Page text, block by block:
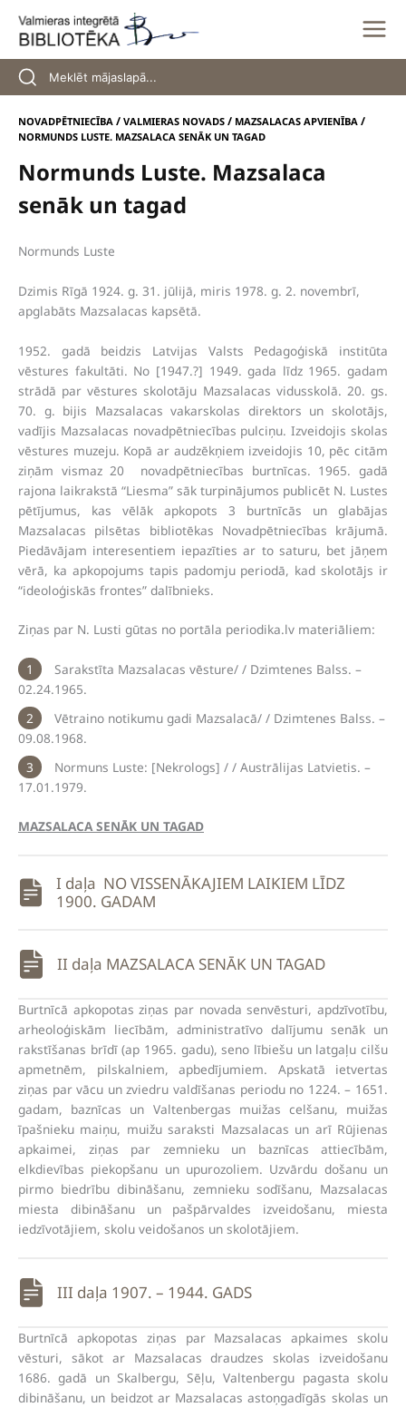
content
NOVADPĒTNIECĪBA / VALMIERAS NOVADS / MAZSALACAS APVIENĪBA /
NORMUNDS LUSTE. MAZSALACA SENĀK UN TAGAD
Normunds Luste. Mazsalaca
senāk un tagad
Normunds Luste
Dzimis Rīgā 1924. g. 31. jūlijā, miris 1978. g. 2. novembrī,
apglabāts Mazsalacas kapsētā.
1952. gadā beidzis Latvijas Valsts Pedagoģiskā institūta
vēstures fakultāti. No [1947.?] 1949. gada līdz 1965. gadam
strādā par vēstures skolotāju Mazsalacas vidusskolā. 20. gs.
70. g. bijis Mazsalacas vakarskolas direktors un skolotājs,
vadījis Mazsalacas novadpētniecības pulciņu. Izveidojis skolas
vēstures muzeju. Kopā ar audzēkņiem izveidojis 10, pēc citām
ziņām vismaz 20 novadpētniecības burtnīcas. 1965. gadā
rajona laikrakstā “Liesma” sāk turpinājumos publicēt N. Lustes
pētījumus, kas vēlāk apkopots 3 burtnīcās un glabājas
Mazsalacas pilsētas bibliotēkas Novadpētniecības krājumā.
Piedāvājam interesentiem iepazīties ar to saturu, bet jāņem
vērā, ka apkopojums tapis padomju periodā, kad skolotājs ir
“ideoloģiskās frontes” dalībnieks.
Ziņas par N. Lusti gūtas no portāla periodika.lv materiāliem:
Sarakstīta Mazsalacas vēsture/ / Dzimtenes Balss. –
02.24.1965.
Vētraino notikumu gadi Mazsalacā/ / Dzimtenes Balss. –
09.08.1968.
Normuns Luste: [Nekrologs] / / Austrālijas Latvietis. –
17.01.1979.
MAZSALACA SENĀK UN TAGAD
I daļa NO VISSENĀKAJIEM LAIKIEM LĪDZ
1900. GADAM
II daļa MAZSALACA SENĀK UN TAGAD
Burtnīcā apkopotas ziņas par novada senvēsturi, apdzīvotību,
arheoloģiskām liecībām, administratīvo dalījumu senāk un
rakstīšanas brīdī (ap 1965. gadu), seno lībiešu un latgaļu cilšu
apmetnēm, pilskalniem, apbedījumiem. Apskatā ietvertas
ziņas par vācu un zviedru valdīšanas periodu no 1224. – 1651.
gadam, baznīcas un Valtenbergas muižas celšanu, muižas
īpašnieku maiņu, muižu saraksti Mazsalacas un arī Rūjienas
apkaimei, ziņas par zemnieku un baznīcas attiecībām,
elkdievības piekopšanu un upurozoliem. Uzvārdu došanu un
pirmo biedrību dibināšanu, zemnieku sodīšanu, Mazsalacas
miesta dibināšanu un pašpārvaldes izveidošanu, miesta
iedzīvotājiem, skolu veidošanos un skolotājiem.
III daļa 1907. – 1944. GADS
Burtnīcā apkopotas ziņas par Mazsalacas apkaimes skolu
vēsturi, sākot ar Mazsalacas draudzes skolas izveidošanu
1686. gadā un Skalbergu, Sēļu, Valtenbergu pagasta skolu
dibināšanu, un beidzot ar Mazsalacas astoņgadīgās skolas un